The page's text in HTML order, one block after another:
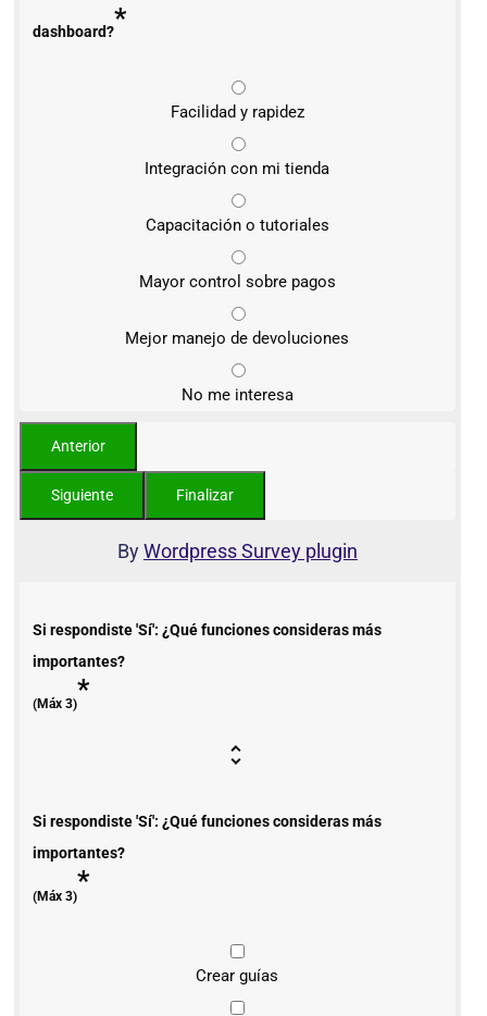
dashboard?*
Facilidad y rapidez
Integración con mi tienda
Capacitación o tutoriales
Mayor control sobre pagos
Mejor manejo de devoluciones
No me interesa
ByWordpress Survey plugin
Si respondiste 'Sí': ¿Qué funciones consideras más
importantes?
(Máx 3)*
Si respondiste 'Sí': ¿Qué funciones consideras más
importantes?
(Máx 3)*
Crear guías